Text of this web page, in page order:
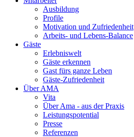
Ausbildung
Profile
Motivation und Zufriedenheit
Arbeits- und Lebens-Balance
Gäste
Erlebniswelt
Gäste erkennen
Gast fürs ganze Leben
Gäste-Zufriedenheit
Über AMA
Vita
Über Ama - aus der Praxis
Leistungspotential
Presse
Referenzen